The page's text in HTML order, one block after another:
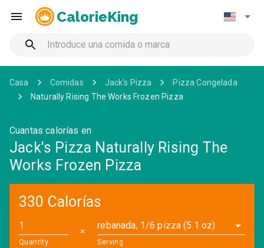
CalorieKing
Casa Comidas Jack's Pizza
Pizza Congelada
Naturally Rising The Works Frozen Pizza
Cuantas calorías en
Jack's Pizza Naturally Rising The
Works Frozen Pizza
330 Calorías
Quantity
✕
rebanada, 1/6 pizza (5.1 oz)
Serving